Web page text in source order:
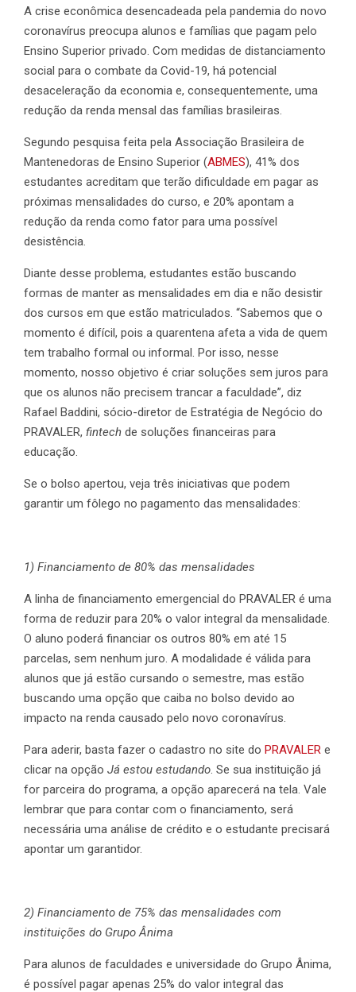
A crise econômica desencadeada pela pandemia do novo
coronavírus preocupa alunos e famílias que pagam pelo
Ensino Superior privado. Com medidas de distanciamento
social para o combate da Covid-19, há potencial
desaceleração da economia e, consequentemente, uma
redução da renda mensal das famílias brasileiras.
Segundo pesquisa feita pela Associação Brasileira de
Mantenedoras de Ensino Superior (ABMES), 41% dos
estudantes acreditam que terão dificuldade em pagar as
próximas mensalidades do curso, e 20% apontam a
redução da renda como fator para uma possível
desistência.
Diante desse problema, estudantes estão buscando
formas de manter as mensalidades em dia e não desistir
dos cursos em que estão matriculados. “Sabemos que o
momento é difícil, pois a quarentena afeta a vida de quem
tem trabalho formal ou informal. Por isso, nesse
momento, nosso objetivo é criar soluções sem juros para
que os alunos não precisem trancar a faculdade”, diz
Rafael Baddini, sócio-diretor de Estratégia de Negócio do
PRAVALER, fintech de soluções financeiras para
educação.
Se o bolso apertou, veja três iniciativas que podem
garantir um fôlego no pagamento das mensalidades:
1) Financiamento de 80% das mensalidades
A linha de financiamento emergencial do PRAVALER é uma
forma de reduzir para 20% o valor integral da mensalidade.
O aluno poderá financiar os outros 80% em até 15
parcelas, sem nenhum juro. A modalidade é válida para
alunos que já estão cursando o semestre, mas estão
buscando uma opção que caiba no bolso devido ao
impacto na renda causado pelo novo coronavírus.
Para aderir, basta fazer o cadastro no site do PRAVALER e
clicar na opção Já estou estudando. Se sua instituição já
for parceira do programa, a opção aparecerá na tela. Vale
lembrar que para contar com o financiamento, será
necessária uma análise de crédito e o estudante precisará
apontar um garantidor.
2) Financiamento de 75% das mensalidades com
instituições do Grupo Ânima
Para alunos de faculdades e universidade do Grupo Ânima,
é possível pagar apenas 25% do valor integral das